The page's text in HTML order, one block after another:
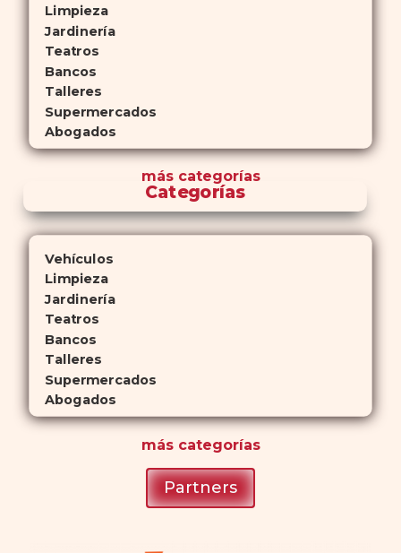
Limpieza
Jardinería
Teatros
Bancos
Talleres
Supermercados
Abogados
máscategorías
Categorías
Vehículos
Limpieza
Jardinería
Teatros
Bancos
Talleres
Supermercados
Abogados
máscategorías
Partners